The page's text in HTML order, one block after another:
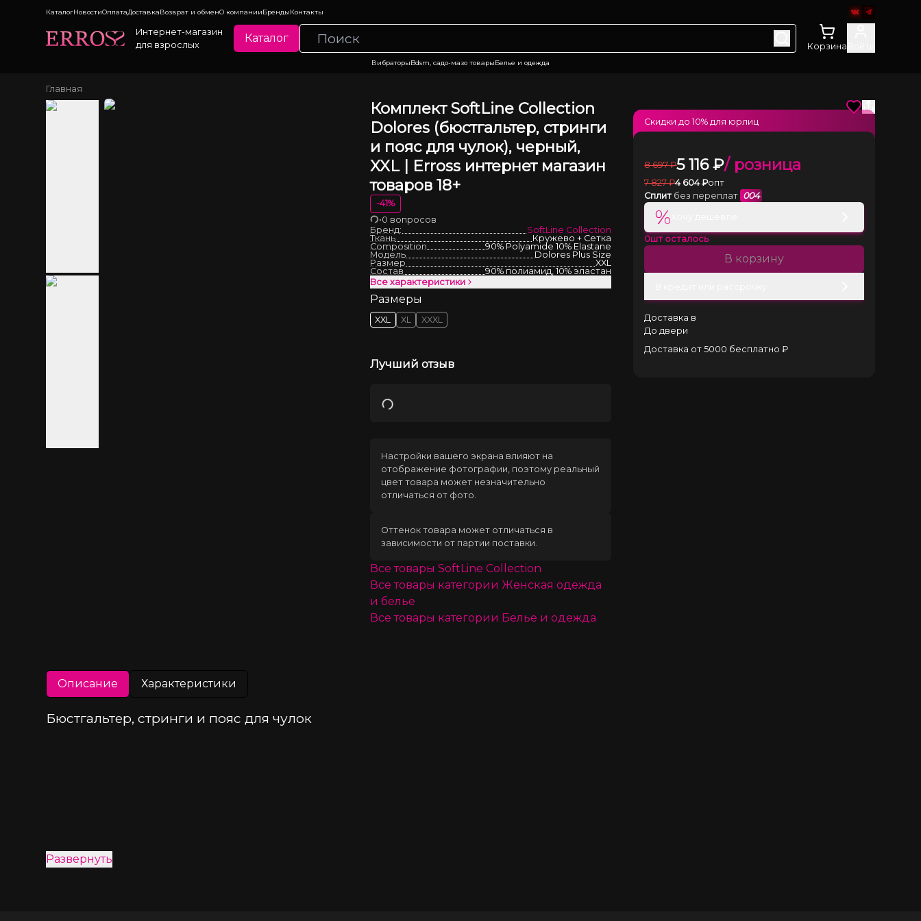
КаталогНовостиОплатаДоставкаВозврат и обменО компанииБрендыКонтакты
Интернет-магазин
для взрослых
Каталог
Корзина
ВибраторыBdsm, садо-мазо товарыБелье и одежда
Главная
Комплект SoftLine Collection
Dolores (бюстгальтер, стринги
и пояс для чулок), черный,
XXL | Erross интернет магазин
товаров 18+
-41%
Загрузка
•0 вопросов
Бренд:
SoftLine Collection
Ткань
Кружево + Сетка
Composition
90% Polyamide 10% Elastane
Модель
Dolores Plus Size
Размер
XXL
Состав
90% полиамид, 10% эластан
Все характеристики
Размеры
XXL XL XXXL
Лучший отзыв
Загрузка
Настройки вашего экрана влияют на
отображение фотографии, поэтому реальный
цвет товара может незначительно
отличаться от фото.
Оттенок товара может отличаться в
зависимости от партии поставки.
Все товары SoftLine Collection
Все товары категории Женская одежда
и белье
Все товары категории Белье и одежда
8 697 ₽5 116₽/ розница
7 827 ₽4 604₽опт
Сплит без переплат 004
%
0шт осталось
В корзину
Доставка в
До двери
Доставка от 5000 бесплатно ₽
Скидки до10% для юрлиц
Описание Характеристики
Бюстгальтер, стринги и пояс для чулок
Развернуть